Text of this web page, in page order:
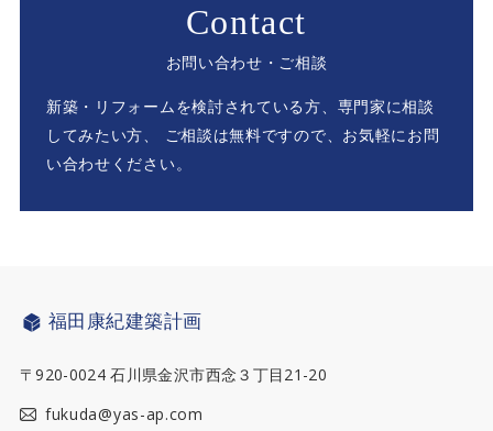
Contact
お問い合わせ・ご相談
新築・リフォームを検討されている方、専門家に相談
してみたい方、
ご相談は無料ですので、お気軽にお問
い合わせください。
福田康紀建築計画
〒920-0024 石川県金沢市西念３丁目21-20
fukuda@yas-ap.com